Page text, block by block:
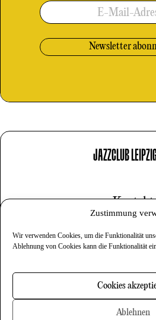
Zustimmung
Wir verwenden Cookies, um die Funktionalität
Ablehnung von Cookies kann die Funktionalität
Cookies
Ablehnen
E-Mail-
JAZZCLUB
Kontakt
Newsletter